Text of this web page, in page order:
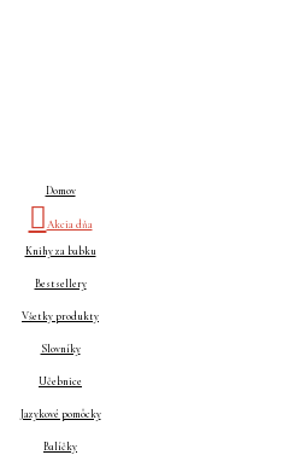
Domov
Akcia dňa
Knihy za babku
Bestsellery
Všetky produkty
Slovníky
Učebnice
Jazykové pomôcky
Balíčky